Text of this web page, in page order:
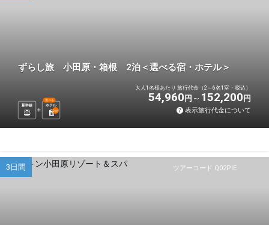
ずらし旅 小田原・箱根 2泊＜選べる宿・ホテル＞
新幹線 ホテル
選べる
2泊
大人1名様あたり 旅行代金（2～6名1室・税込）
54,960 円 152,200 円
表示旅行代金について
ツアーコード Q02PIE
3日間